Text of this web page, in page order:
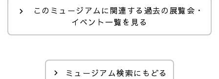
このミュージアムに関連する過去の展覧会・
イベント一覧を見る
ミュージアム検索にもどる